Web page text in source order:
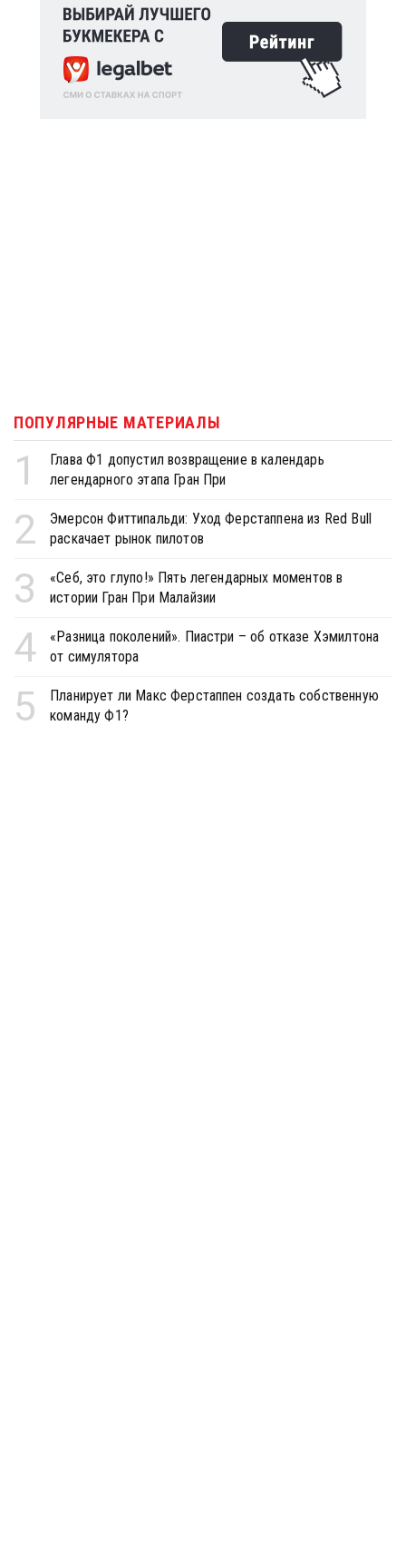
ПОПУЛЯРНЫЕ МАТЕРИАЛЫ
1
Глава Ф1 допустил возвращение в календарь
легендарного этапа Гран При
2
Эмерсон Фиттипальди: Уход Ферстаппена из Red Bull
раскачает рынок пилотов
3
«Себ, это глупо!» Пять легендарных моментов в
истории Гран При Малайзии
4
«Разница поколений». Пиастри – об отказе Хэмилтона
от симулятора
5
Планирует ли Макс Ферстаппен создать собственную
команду Ф1?